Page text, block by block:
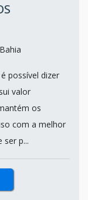
possível dizer
valor
os
com a melhor
ser p...